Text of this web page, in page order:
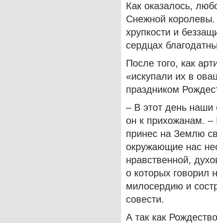
Как оказалось,
Снежной королевы.
хрупкости и
сердцах
После того, как
«искупали их в
праздником
– В этот день наши
он к прихожанам.
принес на Землю
окружающие нас
нравственной,
о которых говорил
милосердию и
совести.
А так как